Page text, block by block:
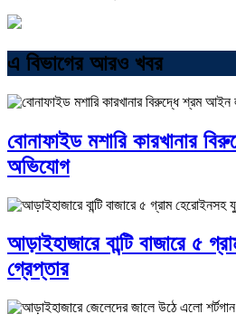
এ বিভাগের আরও খবর
বোনাফাইড মশারি কারখানার
অভিযোগ
আড়াইহাজারে বান্টি বাজারে ৫
গ্রেপ্তার